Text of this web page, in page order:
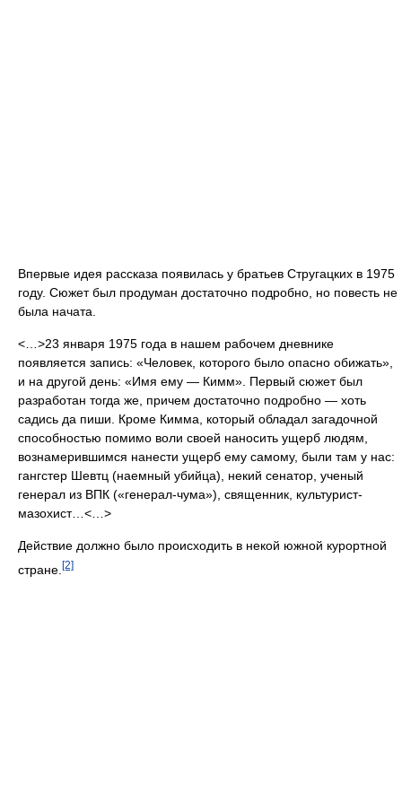
Впервые идея рассказа появилась у братьев Стругацких в 1975
году. Сюжет был продуман достаточно подробно, но повесть не
была начата.
<…>23 января 1975 года в нашем рабочем дневнике
появляется запись: «Человек, которого было опасно обижать»,
и на другой день: «Имя ему — Кимм». Первый сюжет был
разработан тогда же, причем достаточно подробно — хоть
садись да пиши. Кроме Кимма, который обладал загадочной
способностью помимо воли своей наносить ущерб людям,
вознамерившимся нанести ущерб ему самому, были там у нас:
гангстер Шевтц (наемный убийца), некий сенатор, ученый
генерал из ВПК («генерал-чума»), священник, культурист-
мазохист…<…>
Действие должно было происходить в некой южной курортной
стране. [2]